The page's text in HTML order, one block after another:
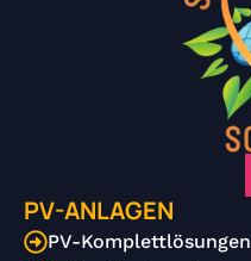
PV-ANLAGEN
PV-Komplettlösungen